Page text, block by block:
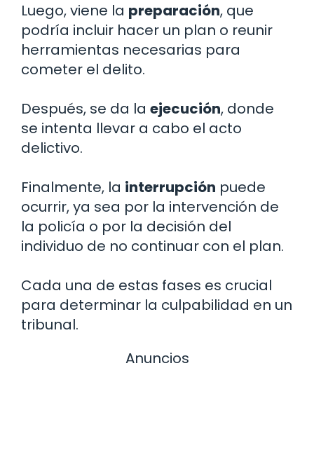
Luego, viene la preparación, que
podría incluir hacer un plan o reunir
herramientas necesarias para
cometer el delito.
Después, se da la ejecución, donde
se intenta llevar a cabo el acto
delictivo.
Finalmente, la interrupción puede
ocurrir, ya sea por la intervención de
la policía o por la decisión del
individuo de no continuar con el plan.
Cada una de estas fases es crucial
para determinar la culpabilidad en un
tribunal.
Anuncios